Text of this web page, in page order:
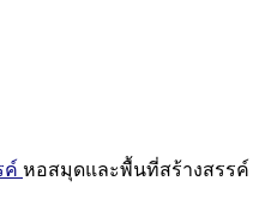
ค์ หอสมุดและพื้นที่สร้างสรรค์